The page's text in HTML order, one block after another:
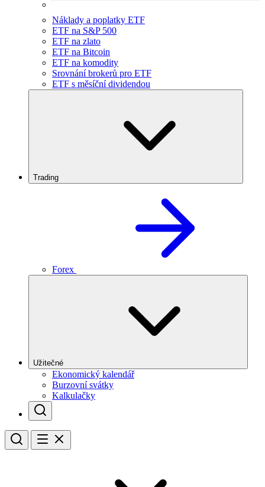
Náklady a poplatky ETF
ETF na S&P 500
ETF na zlato
ETF na Bitcoin
ETF na komodity
Srovnání brokerů pro ETF
ETF s měsíční dividendou
Trading
Forex
Užitečné
Ekonomický kalendář
Burzovní svátky
Kalkulačky